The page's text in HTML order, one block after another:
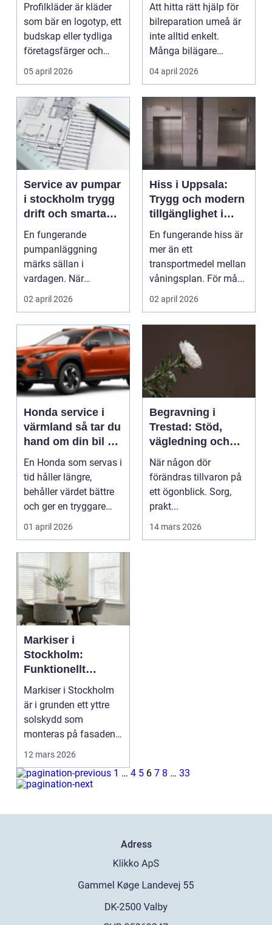
Profilkläder är kläder
som bär en logotyp, ett
budskap eller tydliga
företagsfärger och
används för ...
05 april 2026
året runt
Att hitta rätt hjälp för
bilreparation umeå är
inte alltid enkelt.
Många bilägare
märker först vid e...
04 april 2026
Service av pumpar
i stockholm trygg
drift och smarta
lösningar
En fungerande
pumpanläggning
märks sällan i
vardagen. När
avloppspumpen,
cirkulationspumpen
eller dr...
02 april 2026
Hiss i Uppsala:
Trygg och modern
tillgänglighet i
fastigheten
En fungerande hiss är
mer än ett
transportmedel mellan
våningsplan. För må...
02 april 2026
Honda service i
värmland så tar du
hand om din bil på
rätt sätt
En Honda som servas i
tid håller längre,
behåller värdet bättre
och ger en tryggare
körning året run...
01 april 2026
Begravning i
Trestad: Stöd,
vägledning och
trygghet i en svår
stund
När någon dör
förändras tillvaron på
ett ögonblick. Sorg,
prakt...
14 mars 2026
Markiser i
Stockholm:
Funktionellt
solskydd som
höjer både komfort
och fasad
Markiser i Stockholm
är i grunden ett yttre
solskydd som
monteras på fasaden,
över f...
12 mars 2026
1 … 4 5 6 7 8 … 33
Adress